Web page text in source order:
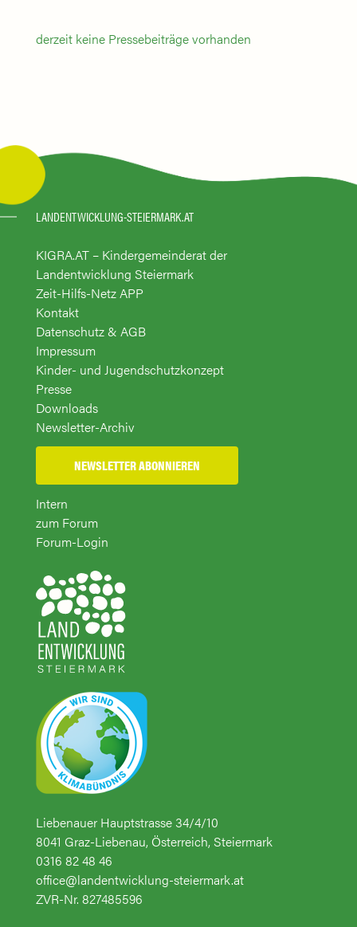
derzeit keine Pressebeiträge vorhanden
LANDENTWICKLUNG-STEIERMARK.AT
KIGRA.AT – Kindergemeinderat der
Landentwicklung Steiermark
Zeit-Hilfs-Netz APP
Kontakt
Datenschutz & AGB
Impressum
Kinder- und Jugendschutzkonzept
Presse
Downloads
Newsletter-Archiv
NEWSLETTER ABONNIEREN
Intern
zum Forum
Forum-Login
Liebenauer Hauptstrasse 34/4/10
8041 Graz-Liebenau, Österreich, Steiermark
0316 82 48 46
office@landentwicklung-steiermark.at
ZVR-Nr. 827485596